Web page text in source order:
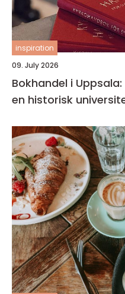
inspiration
09. July 2026
Bokhandel i
en historisk